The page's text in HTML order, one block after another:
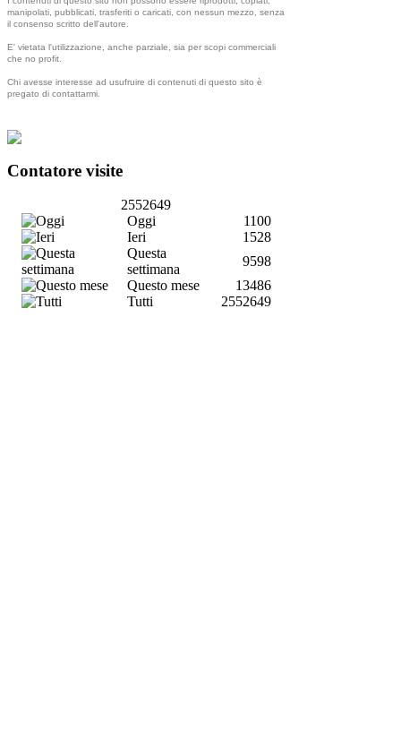
manipolati, pubblicati, trasferiti o caricati, con nessun mezzo, senza
il consenso scritto dell'autore.
E' vietata l'utilizzazione, anche parziale, sia per scopi commerciali
che no profit.
Chi avesse interesse ad usufruire di contenuti di questo sito è
pregato di contattarmi.
Contatore visite
2552649
Oggi
1100
Ieri
1528
Questa
settimana
9598
Questo mese
13486
Tutti
2552649